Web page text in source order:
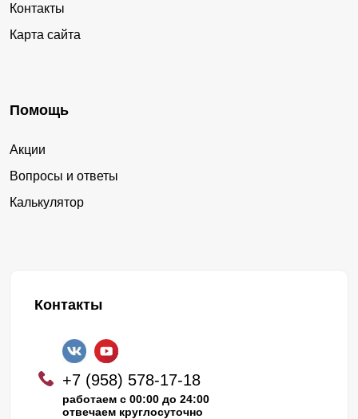
Контакты
Карта сайта
Помощь
Акции
Вопросы и ответы
Калькулятор
Контакты
+7 (958) 578-17-18
работаем с 00:00 до 24:00
отвечаем круглосуточно